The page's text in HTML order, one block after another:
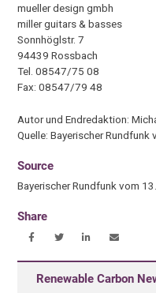
mueller design gmbh
miller guitars & basses
Sonnhöglstr. 7
94439 Rossbach
Tel. 08547/75 08
Fax: 08547/79 48
Autor und Endredaktion:
Quelle: Bayerischer Rundfunk
Source
Bayerischer Rundfunk vom
Share
Renewable Carbon